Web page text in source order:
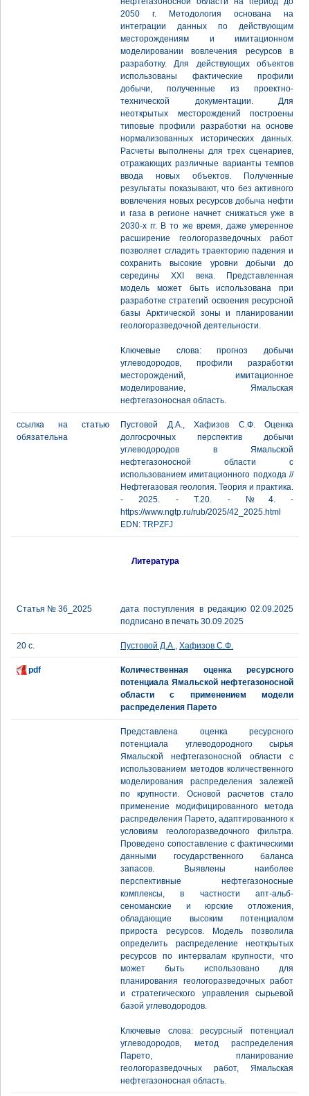
2050 г. Методология основана на
интеграции данных по действующим
месторождениям и имитационном
моделировании вовлечения ресурсов в
разработку. Для действующих объектов
использованы фактические профили
добычи, полученные из проектно-
технической документации. Для
неоткрытых месторождений построены
типовые профили разработки на основе
нормализованных исторических данных.
Расчеты выполнены для трех сценариев,
отражающих различные варианты темпов
ввода новых объектов. Полученные
результаты показывают, что без активного
вовлечения новых ресурсов добыча нефти
и газа в регионе начнет снижаться уже в
2030-х гг. В то же время, даже умеренное
расширение геологоразведочных работ
позволяет сгладить траекторию падения и
сохранить высокие уровни добычи до
середины XXI века. Представленная
модель может быть использована при
разработке стратегий освоения ресурсной
базы Арктической зоны и планировании
геологоразведочной деятельности.
Ключевые слова: прогноз добычи
углеводородов, профили разработки
месторождений, имитационное
моделирование, Ямальская
нефтегазоносная область.
ссылка на статью
обязательна
Пустовой Д.А., Хафизов С.Ф. Оценка
долгосрочных перспектив добычи
углеводородов в Ямальской
нефтегазоносной области с
использованием имитационного подхода //
Нефтегазовая геология. Теория и практика.
- 2025. - Т.20. - №4. -
https://www.ngtp.ru/rub/2025/42_2025.html
EDN: TRPZFJ
Литература
Статья № 36_2025
дата поступления в редакцию 02.09.2025
подписано в печать 30.09.2025
20 с. Пустовой Д.А., Хафизов С.Ф.
pdf
Количественная оценка ресурсного
потенциала Ямальской нефтегазоносной
области с применением модели
распределения Парето
Представлена оценка ресурсного
потенциала углеводородного сырья
Ямальской нефтегазоносной области с
использованием методов количественного
моделирования распределения залежей
по крупности. Основой расчетов стало
применение модифицированного метода
распределения Парето, адаптированного к
условиям геологоразведочного фильтра.
Проведено сопоставление с фактическими
данными государственного баланса
запасов. Выявлены наиболее
перспективные нефтегазоносные
комплексы, в частности апт-альб-
сеноманские и юрские отложения,
обладающие высоким потенциалом
прироста ресурсов. Модель позволила
определить распределение неоткрытых
ресурсов по интервалам крупности, что
может быть использовано для
планирования геологоразведочных работ
и стратегического управления сырьевой
базой углеводородов.
Ключевые слова: ресурсный потенциал
углеводородов, метод распределения
Парето, планирование
геологоразведочных работ, Ямальская
нефтегазоносная область.